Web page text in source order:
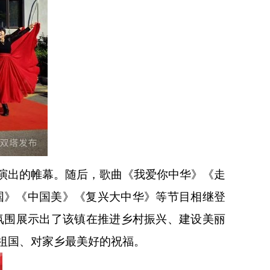
的帷幕。随后，歌曲《我爱你中华》《走
《中国美》《复兴大中华》等节目相继登
展示出了该镇在推进乡村振兴、建设美丽
、对家乡最美好的祝福。